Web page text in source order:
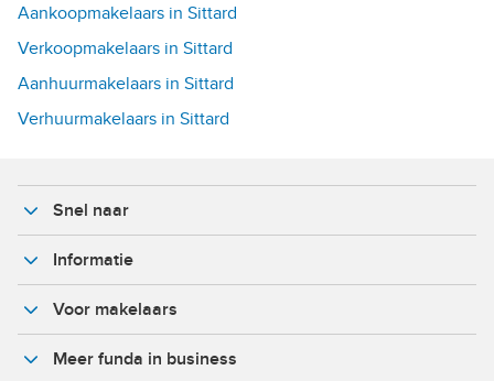
Aankoopmakelaars in Sittard
Verkoopmakelaars in Sittard
Aanhuurmakelaars in Sittard
Verhuurmakelaars in Sittard
Snel naar
Informatie
Voor makelaars
Meer funda in business